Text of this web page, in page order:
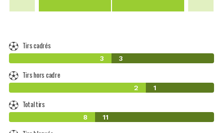
Tirs cadrés
3 3
Tirs hors cadre
2 1
Total tirs
8 11